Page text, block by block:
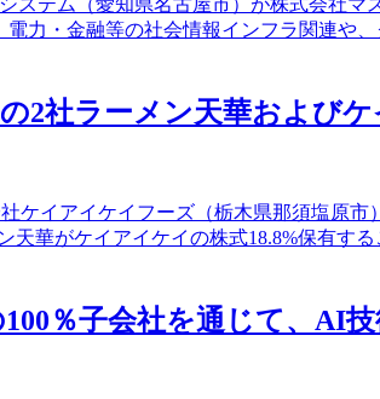
ステム（愛知県名古屋市）が株式会社
力・金融等の社会情報インフラ関連や
2社ラーメン天華および
ケイアイケイフーズ（栃木県那須塩原
華がケイアイケイの株式18.8%保有す
％子会社を通じて、AI